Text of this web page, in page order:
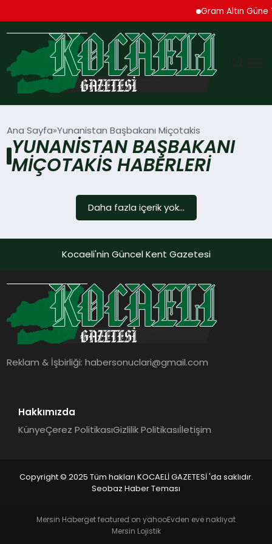
Gram Altın Güne
TEKNOLOJI
YAŞAM
DÜNYA
Ana Sayfa Yunanistan Başbakanı Miçotakis
YUNANISTAN BAŞBAKANI
MIÇOTAKIS HABERLERI
Daha fazla içerik yok...
Kocaeli'nin Güncel Kent Gazetesi
Reklam & İşbirliği:habersonuclari@gmail.com
Hakkımızda
KünyeÇerez PolitikasıGizlilik Politikasıİletişim
Copyright © 2025 Tüm hakları KOCAELİ GAZETESİ 'da saklıdır.
Seobaz Haber Teması
Mersin Haberget featured on yahooEvden eve nakliyat
Mersin Lojistik